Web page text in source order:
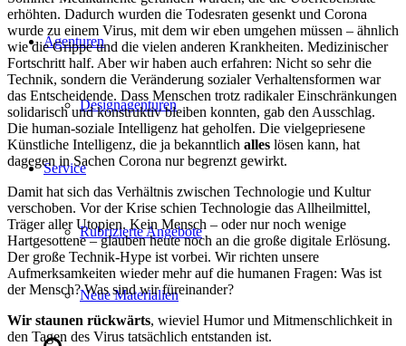
Agenturen
Designagenturen
Service
Rubrizierte Angebote
Neue Materialien
erhöhten. Dadurch wurden die Todesraten gesenkt und Corona
wurde zu einem Virus, mit dem wir eben umgehen müssen – ähnlich
wie die Grippe und die vielen anderen Krankheiten. Medizinischer
Fortschritt half. Aber wir haben auch erfahren: Nicht so sehr die
Technik, sondern die Veränderung sozialer Verhaltensformen war
das Entscheidende. Dass Menschen trotz radikaler Einschränkungen
solidarisch und konstruktiv bleiben konnten, gab den Ausschlag.
Die human-soziale Intelligenz hat geholfen. Die vielgepriesene
Künstliche Intelligenz, die ja bekanntlich alles lösen kann, hat
dagegen in Sachen Corona nur begrenzt gewirkt.
Damit hat sich das Verhältnis zwischen Technologie und Kultur
verschoben. Vor der Krise schien Technologie das Allheilmittel,
Träger aller Utopien. Kein Mensch – oder nur noch wenige
Hartgesottene – glauben heute noch an die große digitale Erlösung.
Der große Technik-Hype ist vorbei. Wir richten unsere
Aufmerksamkeiten wieder mehr auf die humanen Fragen: Was ist
der Mensch? Was sind wir füreinander?
Wir staunen rückwärts, wieviel Humor und Mitmenschlichkeit in
den Tagen des Virus tatsächlich entstanden ist.